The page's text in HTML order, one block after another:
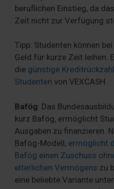
beruflichen Einstieg, da
Zeit nicht zur Verfügung
Tipp: Studenten können
Geld für kurze Zeit leihen.
die günstige
Studenten von VEXCASH.
Bafög: Das
kurz Bafög, ermöglicht
Ausgaben zu finanzieren.
Bafög-Modell, ermöglicht
Bafög einen Zuschuss
elterlichen Vermögens zu
eine beliebte Variante